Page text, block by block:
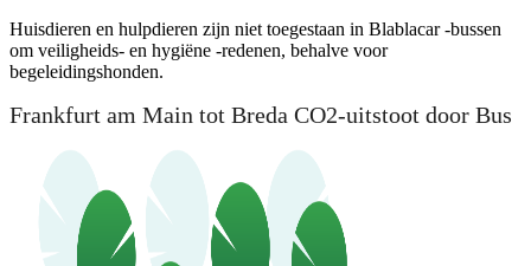
Huisdieren en hulpdieren zijn niet toegestaan ​​in Blablacar -bussen
om veiligheids- en hygiëne -redenen, behalve voor
begeleidingshonden.
Frankfurt am Main tot Breda CO2-uitstoot door Bus